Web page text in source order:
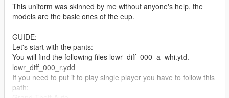
This uniform was skinned by me without anyone's help, the
models are the basic ones of the eup.
GUIDE:
Let's start with the pants:
You will find the following files lowr_diff_000_a_whi.ytd.
lowr_diff_000_r.ydd
If you need to put it to play single player you have to follow this
path: